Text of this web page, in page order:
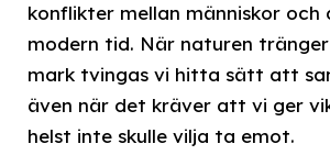
konflikter mellan människor och
modern tid. När naturen
mark tvingas vi hitta sätt att
även när det kräver att vi ger
helst inte skulle vilja ta emot.